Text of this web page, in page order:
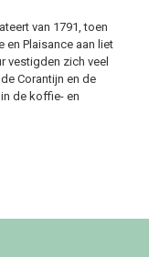
van 1791, toen
en Plaisance aan liet
vestigden zich veel
Corantijn en de
de koffie- en